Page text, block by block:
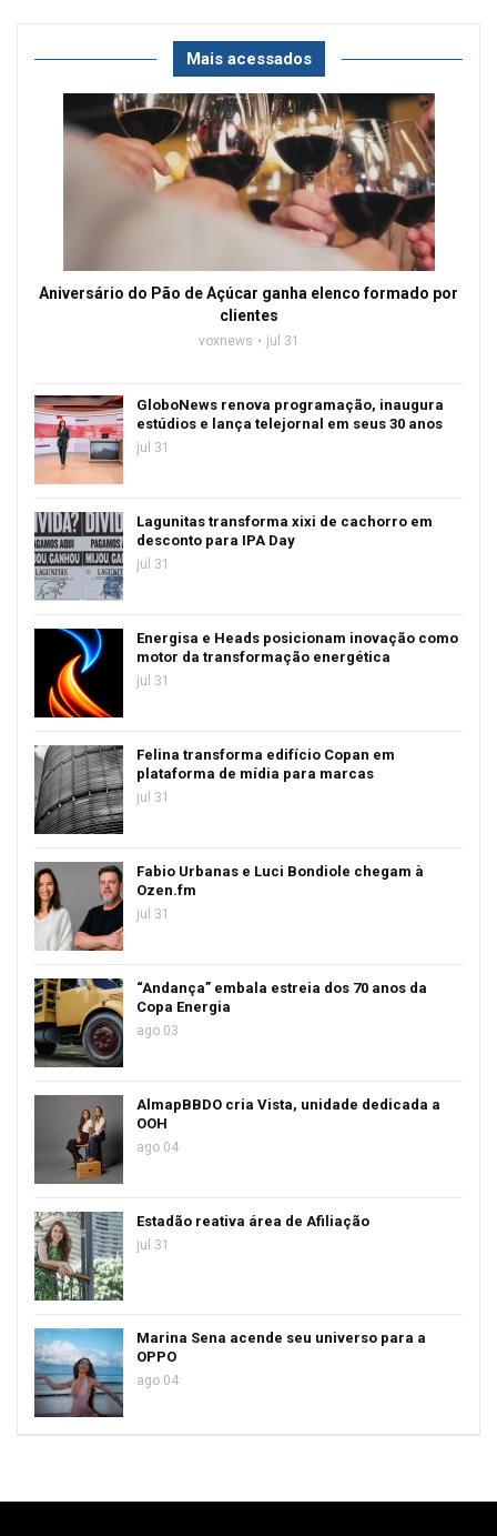
Mais acessados
Aniversário do Pão de Açúcar ganha elenco formado por
clientes
voxnews jul 31
GloboNews renova programação, inaugura
estúdios e lança telejornal em seus 30 anos
jul 31
Lagunitas transforma xixi de cachorro em
desconto para IPA Day
jul 31
Energisa e Heads posicionam inovação como
motor da transformação energética
jul 31
Felina transforma edifício Copan em
plataforma de mídia para marcas
jul 31
Fabio Urbanas e Luci Bondiole chegam à
Ozen.fm
jul 31
“Andança” embala estreia dos 70 anos da
Copa Energia
ago 03
AlmapBBDO cria Vista, unidade dedicada a
OOH
ago 04
Estadão reativa área de Afiliação
jul 31
Marina Sena acende seu universo para a
OPPO
ago 04